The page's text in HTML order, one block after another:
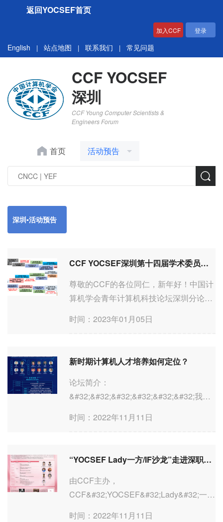
返回YOCSEF首页
加入CCF 登录
English | 站点地图 | 联系我们 | 常见问题
CCF YOCSEF
深圳
CCF Young Computer Scientists &
Engineers Forum
首页 活动预告
深圳▪活动预告
CCF YOCSEF深圳第十四届学术委员会第四次会议暨2023-2024年AC委员换届会议预告
尊敬的CCF的各位同仁，新年好！中国计
算机学会青年计算机科技论坛深圳分论坛
1月8日13:30－18:00&#32;在&#32;深圳市
圳第十四届学...
时间：2023年01月05日
新时期计算机人才培养如何定位？
论坛简介：
&#32;&#32;&#32;&#32;&#32;&#32;我国
并行”，研究型、应用型和职业型“三类并
模糊。在学术型和工程型研究生“...
时间：2022年11月11日
“YOCSEF Lady一方/IF沙龙”走进深职院 铿锵玫瑰 绽放职校 即将举办
由CCF主办，
CCF&#32;YOCSEF&#32;Lady&#32;一
时间：2022年11月11日